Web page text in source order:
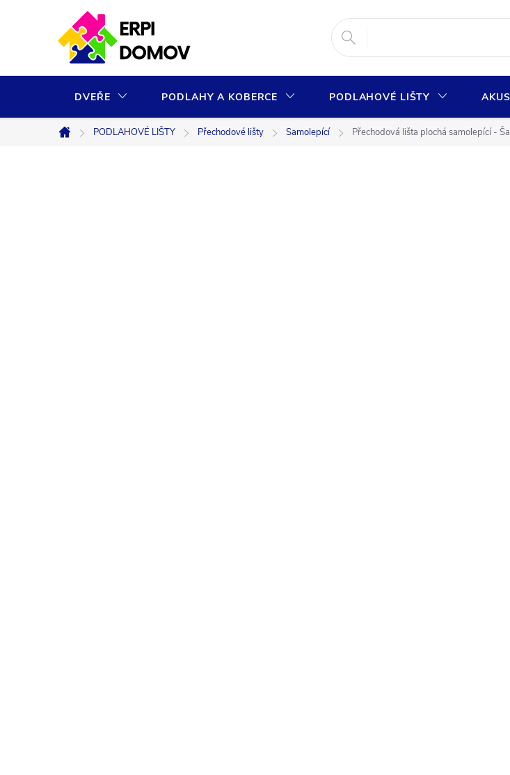
DVEŘE PODLAHY A KOBERCE PODLAHOVÉ LIŠTY
Domů
PODLAHOVÉ LIŠTY Přechodové lišty Samolepící Přechodová lišta plochá samolepící -